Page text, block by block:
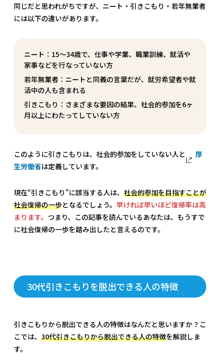
同じだと思われがちですが、ニート・引きこもり・若年無業者
には以下の違いがあります。
ニート：15～34歳で、仕事や学業、職業訓練、就活や
家事などを行なっていない方
若年無業者：ニートと同義の言葉だが、就労希望者や就
活中の人も含まれる
引きこもり：さまざまな要因の結果、社会的参加を6ヶ
月以上にわたってしていない方
このように引きこもりは、社会的参加をしていない人と
厚
生労働省は定義しています。
現在“引きこもり”に該当する人は、 社会的参加を目指すことが
社会復帰の一歩となるでしょう。 早ければ早いほど復帰率は高
まります。 つまり、この記事を読んでいるあなたは、もうすで
に社会復帰の一歩を踏み出したと言えるのです。
30代引きこもりを脱出できる人の特徴
引きこもりから脱出できる人の特徴はなんだと思いますか？こ
こでは、 30代引きこもりから脱出できる人の特徴を解説しま
す。